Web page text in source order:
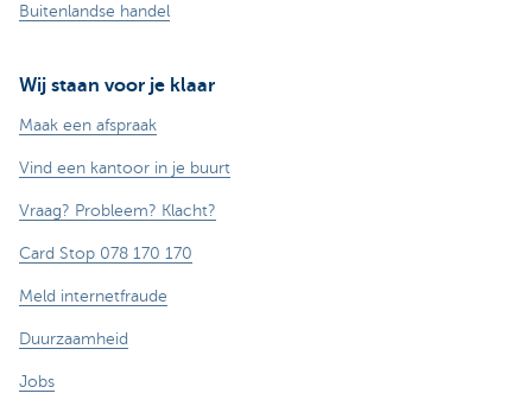
Buitenlandse handel
Wij staan voor je klaar
Maak een afspraak
Vind een kantoor in je buurt
Vraag? Probleem? Klacht?
Card Stop 078 170 170
Meld internetfraude
Duurzaamheid
Jobs